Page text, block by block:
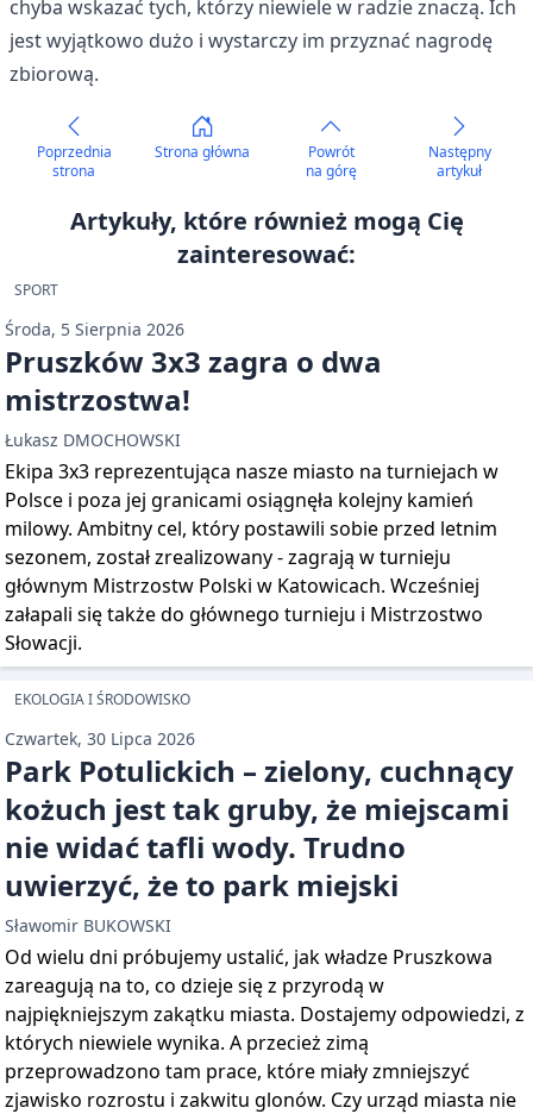
chyba wskazać tych, którzy niewiele w radzie znaczą. Ich
jest wyjątkowo dużo i wystarczy im przyznać nagrodę
zbiorową.
Poprzednia
strona
Strona główna
Powrót
na górę
Następny
artykuł
Artykuły, które również mogą Cię
zainteresować:
SPORT
Środa, 5 Sierpnia 2026
Pruszków 3x3 zagra o dwa
mistrzostwa!
Łukasz DMOCHOWSKI
Ekipa 3x3 reprezentująca nasze miasto na turniejach w
Polsce i poza jej granicami osiągnęła kolejny kamień
milowy. Ambitny cel, który postawili sobie przed letnim
sezonem, został zrealizowany - zagrają w turnieju
głównym Mistrzostw Polski w Katowicach. Wcześniej
załapali się także do głównego turnieju i Mistrzostwo
Słowacji.
EKOLOGIA I ŚRODOWISKO
Czwartek, 30 Lipca 2026
Park Potulickich – zielony, cuchnący
kożuch jest tak gruby, że miejscami
nie widać tafli wody. Trudno
uwierzyć, że to park miejski
Sławomir BUKOWSKI
Od wielu dni próbujemy ustalić, jak władze Pruszkowa
zareagują na to, co dzieje się z przyrodą w
najpiękniejszym zakątku miasta. Dostajemy odpowiedzi, z
których niewiele wynika. A przecież zimą
przeprowadzono tam prace, które miały zmniejszyć
zjawisko rozrostu i zakwitu glonów. Czy urząd miasta nie